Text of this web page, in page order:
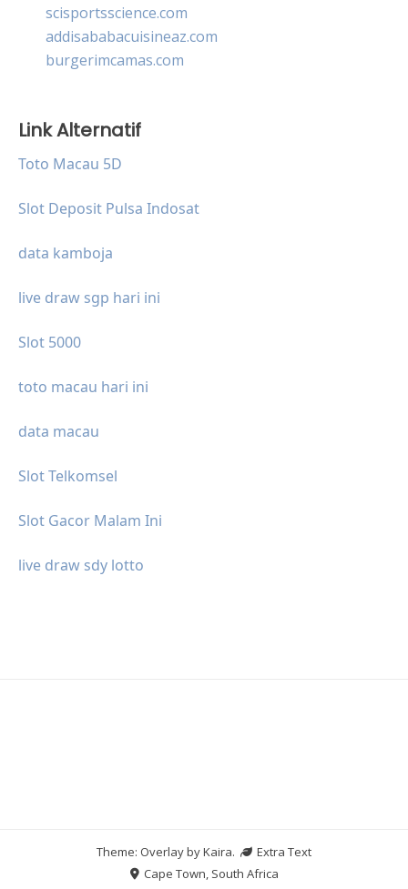
scisportsscience.com
addisababacuisineaz.com
burgerimcamas.com
Link Alternatif
Toto Macau 5D
Slot Deposit Pulsa Indosat
data kamboja
live draw sgp hari ini
Slot 5000
toto macau hari ini
data macau
Slot Telkomsel
Slot Gacor Malam Ini
live draw sdy lotto
Theme: Overlay byKaira.
Extra Text
Cape Town, South Africa